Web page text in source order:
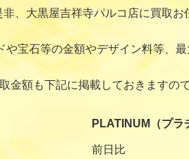
非、大黒屋吉祥寺パルコ店に買取お
や宝石等の金額やデザイン料等、
金額も下記に掲載しておきますの
PLATINUM（プラ
前日比